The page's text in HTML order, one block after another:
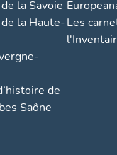
la Savoie
la Haute-
de
Saône
Les